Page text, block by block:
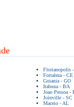
Florianopolis
Fortaleza - CE
Goiania - GO
Itabuna - BA
Joao Pessoa -
Joinville - SC
Maceio - AL